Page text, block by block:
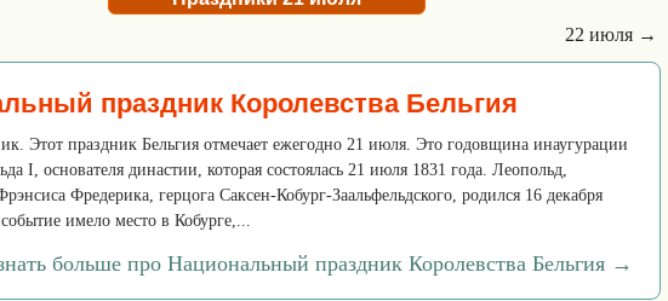
22 июля →
праздник Королевства Бельгия
Этот праздник Бельгия отмечает ежегодно 21 июля. Это годовщина инаугурации
I, основателя династии, которая состоялась 21 июля 1831 года. Леопольд,
Фредерика, герцога Саксен-Кобург-Заальфельдского, родился 16 декабря
имело место в Кобурге,...
больше про Национальный праздник Королевства Бельгия →